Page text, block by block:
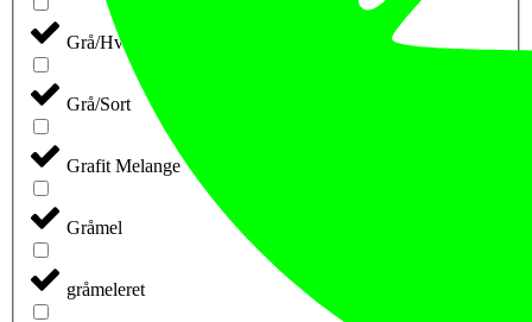
Grå/Hvid
Grå/Sort
Grafit Melange
Gråmel
gråmeleret